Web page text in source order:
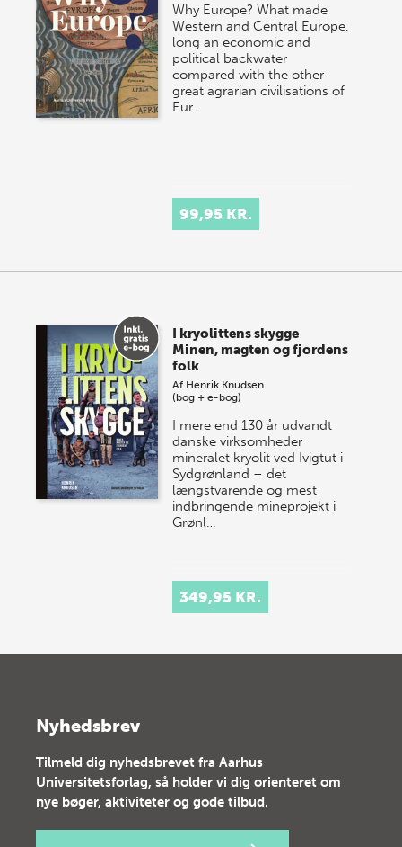
Why Europe? What made
Western and Central Europe,
long an economic and
political backwater
compared with the other
great agrarian civilisations of
Eur…
99,95 KR.
I kryolittens skygge
Minen, magten og fjordens
folk
Af Henrik Knudsen
(bog + e-bog)
I mere end 130 år udvandt
danske virksomheder
mineralet kryolit ved Ivigtut i
Sydgrønland – det
længstvarende og mest
indbringende mineprojekt i
Grønl…
349,95 KR.
Nyhedsbrev
Tilmeld dig nyhedsbrevet fra Aarhus
Universitetsforlag, så holder vi dig orienteret om
nye bøger, aktiviteter og gode tilbud.